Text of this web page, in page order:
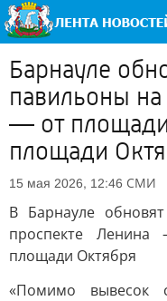
Барнауле
павильоны
— от
площади
15 мая 2026, 12:46 СМИ
В Барнауле
проспекте
площади Октября
«Помимо вывесок